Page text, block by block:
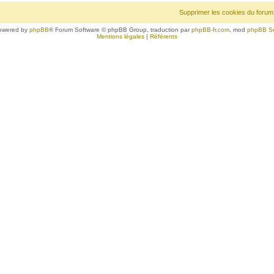
Supprimer les cookies du forum
by phpBB® Forum Software © phpBB Group, traduction parphpBB-fr.com , mod phpBB
Mentions légales | Référents